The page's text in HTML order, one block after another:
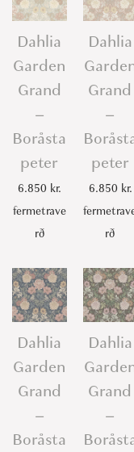
Dahlia
Garden
Grand
–
Boråsta
peter
6.850 kr.
fermetrave
rð
Dahlia
Grand
–
peter
6.850 kr.
rð
Dahlia
Garden
Grand
–
Boråsta
Dahlia
Grand
–